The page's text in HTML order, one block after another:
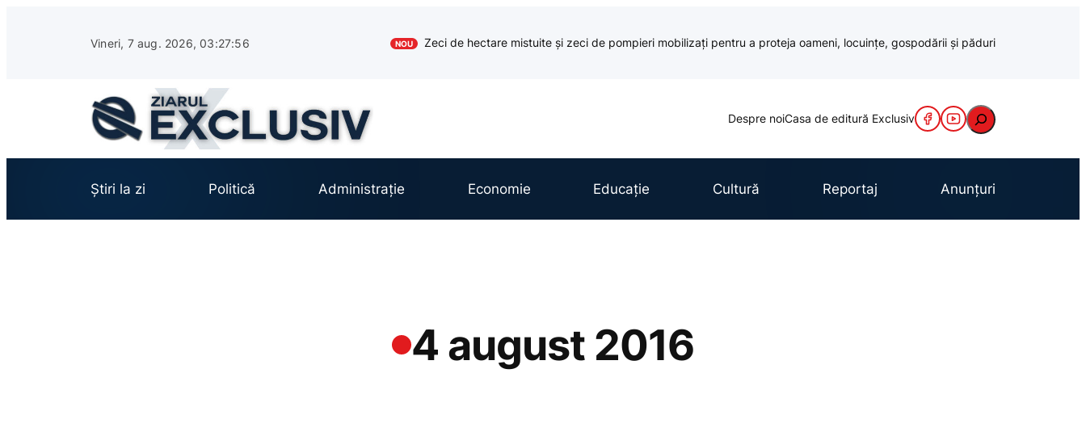
Vineri, 7 aug. 2026, 03:27:57 NOU Zeci de hectare mistuite și zeci de pompieri mobilizați pentru a proteja oameni, locuințe, gospodării și păduri
Despre noiCasa de editură Exclusiv Caută
Știri la zi Politică Administrație Economie Educație Cultură Reportaj Anunțuri
4 august 2016